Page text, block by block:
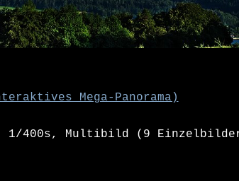
Mega-Panorama)
1/400s, Multibild (9